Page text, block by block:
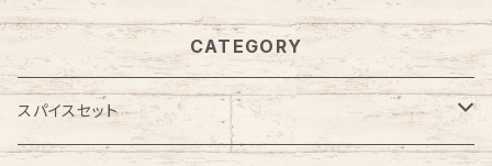
CATEGORY
スパイスセット